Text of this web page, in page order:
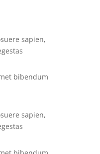
sapien,
bibendum
sapien,